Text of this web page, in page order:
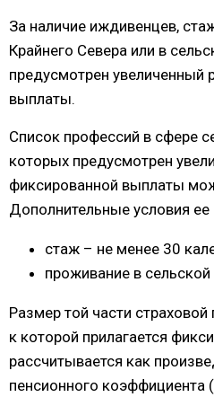
За наличие иждивенцев,
Крайнего Севера или в
предусмотрен увеличенный
выплаты.
Список профессий в сфере
которых предусмотрен
фиксированной выплаты
Дополнительные условия ее
стаж – не менее 30
проживание в сельской
Размер той части
к которой прилагается
рассчитывается как
пенсионного коэффициента